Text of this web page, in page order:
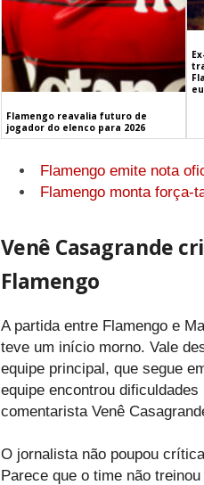
Flamengo reavalia futuro de
jogador do elenco para 2026
Flamengo emite nota
Flamengo monta força-
Venê Casagrande
Flamengo
A partida entre Flamengo e
teve um início morno. Vale
equipe principal, que segue
equipe encontrou
comentarista Venê
O jornalista não poupou
Parece que o time não